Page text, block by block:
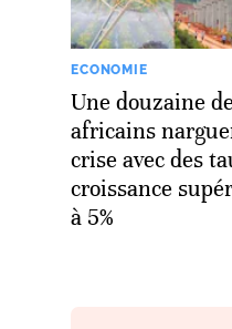
ECONOMIE
Une douzaine
africains
crise avec des
croissance
à 5%